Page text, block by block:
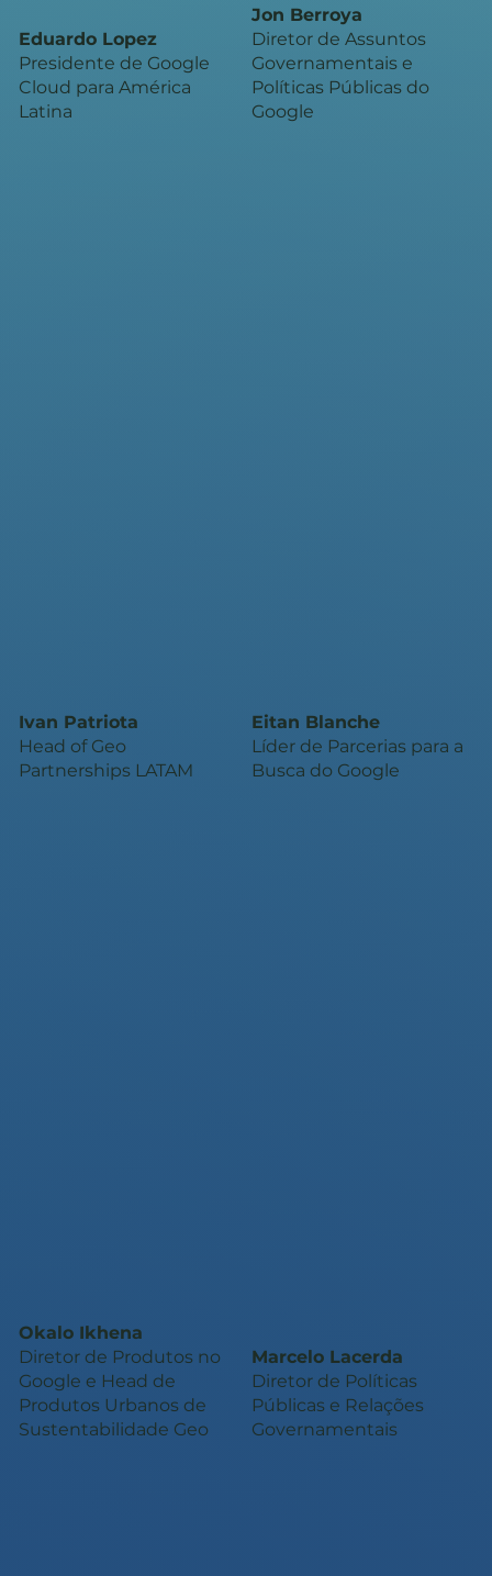
Eduardo Lopez
Presidente de Google
Cloud para América
Latina
Jon Berroya
Diretor de Assuntos
Governamentais e
Políticas Públicas do
Google
Ivan Patriota
Head of Geo
Partnerships LATAM
Eitan Blanche
Líder de Parcerias para a
Busca do Google
Okalo Ikhena
Diretor de Produtos no
Google e Head de
Produtos Urbanos de
Sustentabilidade Geo
Marcelo Lacerda
Diretor de Políticas
Públicas e Relações
Governamentais